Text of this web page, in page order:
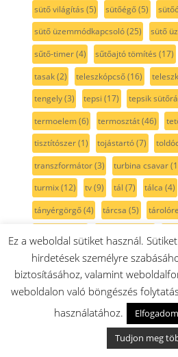
sütő világítás (5) sütőégő(5)
sütő üzemmódkapcsoló(25) sütő
sűtő-timer(4) sűtőajtó tömítés (17)
tasak(2) teleszkópcső(16)
tengely(3) tepsi (17) tepsik
termoelem(6) termosztát(46)
tisztítószer(1) tojástartó(7)
transzformátor(3) turbina csavar
turmix(12) tv(9) tál (7) tálca (4)
tányérgörgő(4) tárcsa (5)
tölcsér(1) töltő(8) tömszelence
tömítőgyűrű(6) tömőrúd(1) tüske
(31) tűzhely
(22)
ventilátor(20)
Ez a weboldal sütiket használ.
hirdetések személyre
biztosításához, valamint
weboldalon való böngészés
használatához.
Elfogadom
Tudjon meg